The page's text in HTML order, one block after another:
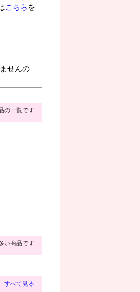
こちら を
せんの
の一覧です
い商品です
すべて見る